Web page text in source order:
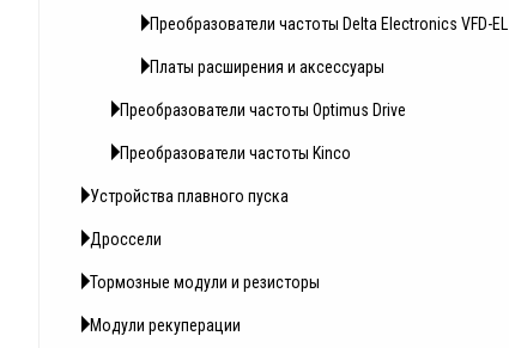
Преобразователи частоты Delta Electronics VFD-EL
Платы расширения и аксессуары
Преобразователи частоты Optimus Drive
Преобразователи частоты Kinco
Устройства плавного пуска
Дроссели
Тормозные модули и резисторы
Модули рекуперации